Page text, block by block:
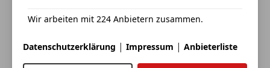
Wir arbeiten mit 224 Anbietern zusammen.
Datenschutzerklärung | Impressum | Anbieterliste